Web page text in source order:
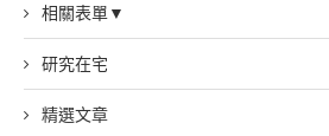
相關表單▼
研究在宅
精選文章